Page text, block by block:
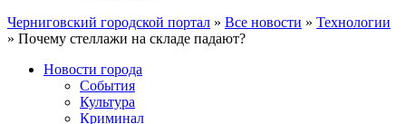
Черниговский городской портал » Все новости » Технологии
» Почему стеллажи на складе падают?
Новости города
События
Культура
Криминал